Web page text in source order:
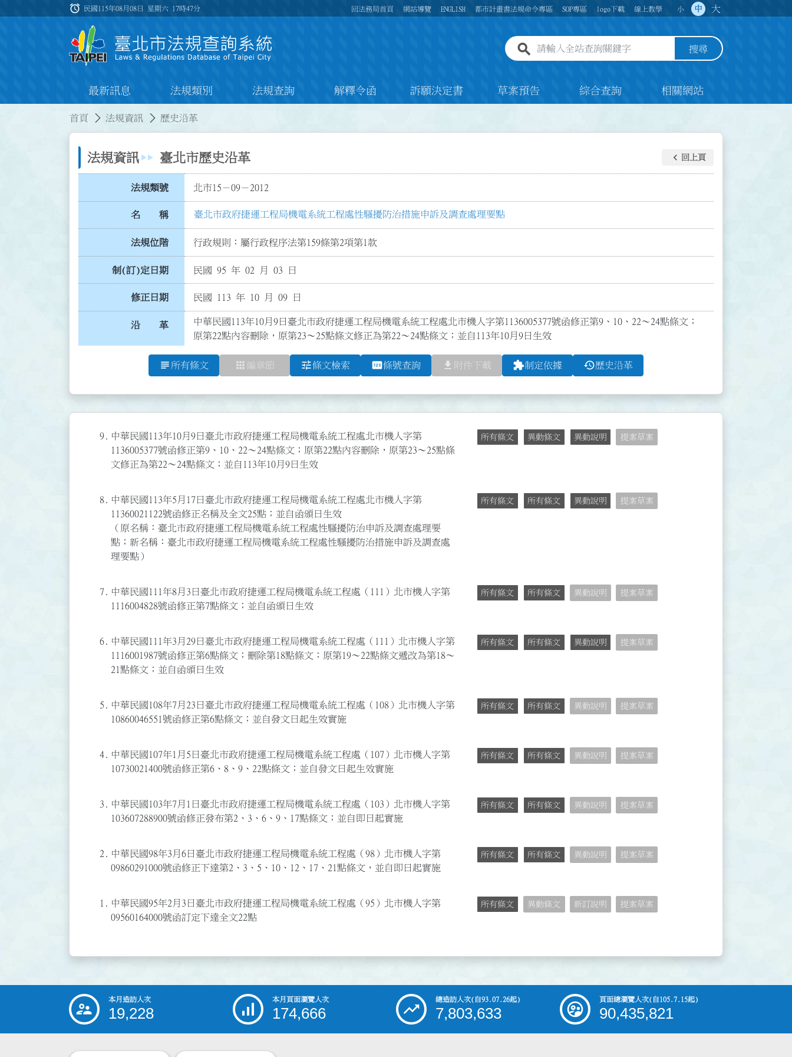
:::
alarm 民國115年08月08日 星期六 17時47分 回法務局首頁 網站導覽 ENGLISH 都市計畫書法規命令專區 SOP專區 logo下載 線上教學 小 中 大
全站查詢關鍵字欄位 搜尋
最新訊息 法規類別 法規查詢 解釋令函 訴願決定書 草案預告 綜合查詢 相關網站
首頁 法規資訊 歷史沿革
法規資訊 臺北市歷史沿革 keyboard_arrow_left 回上頁
法規類號 北市15－09－2012
名 稱 臺北市政府捷運工程局機電系統工程處性騷擾防治措施申訴及調查處理要點
法規位階 行政規則：屬行政程序法第159條第2項第1款
制(訂)定日期 民國 95 年 02 月 03 日
修正日期 民國 113 年 10 月 09 日
沿 革
中華民國113年10月9日臺北市政府捷運工程局機電系統工程處北市機人字第1136005377號函修正第9、10、22～24點條文；
原第22點內容刪除，原第23～25點條文修正為第22～24點條文；並自113年10月9日生效
subject 所有條文 apps 編章節 tune條文檢索 pin條號查詢 file_download 附件下載 extension制定依據 history歷史沿革
9.
中華民國113年10月9日臺北市政府捷運工程局機電系統工程處北市機人字第
1136005377號函修正第9、10、22～24點條文；原第22點內容刪除，原第23～25點條
文修正為第22～24點條文；並自113年10月9日生效
所有條文 異動條文 異動說明 提案草案
8.
中華民國113年5月17日臺北市政府捷運工程局機電系統工程處北市機人字第
11360021122號函修正名稱及全文25點；並自函頒日生效
（原名稱：臺北市政府捷運工程局機電系統工程處性騷擾防治申訴及調查處理要
點；新名稱：臺北市政府捷運工程局機電系統工程處性騷擾防治措施申訴及調查處
理要點）
所有條文 所有條文 異動說明 提案草案
7.
中華民國111年8月3日臺北市政府捷運工程局機電系統工程處（111）北市機人字第
1116004828號函修正第7點條文；並自函頒日生效
所有條文 所有條文 異動說明 提案草案
6.
中華民國111年3月29日臺北市政府捷運工程局機電系統工程處（111）北市機人字第
1116001987號函修正第6點條文；刪除第18點條文；原第19～22點條文遞改為第18～
21點條文；並自函頒日生效
所有條文 所有條文 異動說明 提案草案
5.
中華民國108年7月23日臺北市政府捷運工程局機電系統工程處（108）北市機人字第
10860046551號函修正第6點條文；並自發文日起生效實施
所有條文 所有條文 異動說明 提案草案
4.
中華民國107年1月5日臺北市政府捷運工程局機電系統工程處（107）北市機人字第
10730021400號函修正第6、8、9、22點條文；並自發文日起生效實施
所有條文 所有條文 異動說明 提案草案
3.
中華民國103年7月1日臺北市政府捷運工程局機電系統工程處（103）北市機人字第
103607288900號函修正發布第2、3、6、9、17點條文；並自即日起實施
所有條文 所有條文 異動說明 提案草案
2.
中華民國98年3月6日臺北市政府捷運工程局機電系統工程處（98）北市機人字第
09860291000號函修正下達第2、3、5、10、12、17、21點條文，並自即日起實施
所有條文 所有條文 異動說明 提案草案
1.
中華民國95年2月3日臺北市政府捷運工程局機電系統工程處（95）北市機人字第
09560164000號函訂定下達全文22點
所有條文 異動條文 新訂說明 提案草案
::: 本月造訪人次
19,228
本月頁面瀏覽人次
174,666
總造訪人次(自93.07.26起)
7,803,633
頁面總瀏覽人次(自105.7.15起)
90,435,821